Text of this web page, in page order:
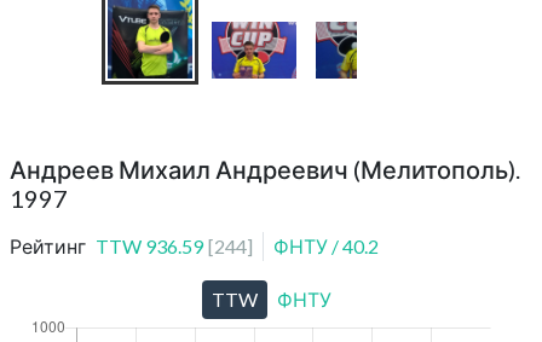
Андреев Михаил Андреевич (Мелитополь).
1997
Рейтинг TTW 936.59 [244] ФНТУ /40.2
TTW ФНТУ